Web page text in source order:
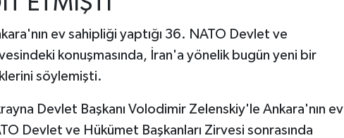
ev sahipliği yaptığı 36.⁠ ⁠NATO Devlet ve
konuşmasında, İran'a yönelik bugün yeni bir
söylemişti.
Devlet Başkanı Volodimir Zelenskiy'le Ankara'nın ev
Devlet ve Hükümet Başkanları Zirvesi sonrasında